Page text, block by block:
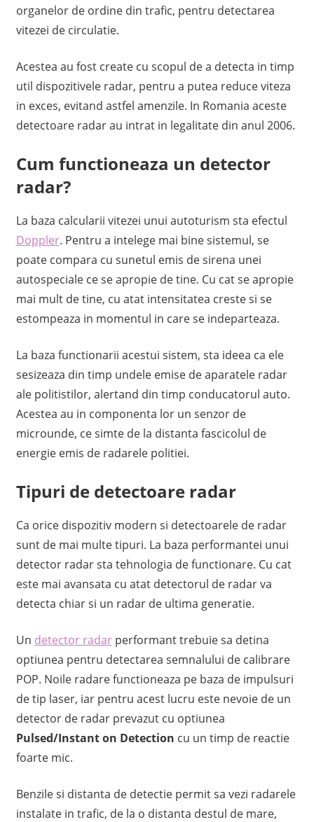
organelor de ordine din trafic, pentru detectarea
vitezei de circulatie.
Acestea au fost create cu scopul de a detecta in timp
util dispozitivele radar, pentru a putea reduce viteza
in exces, evitand astfel amenzile. In Romania aceste
detectoare radar au intrat in legalitate din anul 2006.
Cum functioneaza un detector
radar?
La baza calcularii vitezei unui autoturism sta efectul
Doppler. Pentru a intelege mai bine sistemul, se
poate compara cu sunetul emis de sirena unei
autospeciale ce se apropie de tine. Cu cat se apropie
mai mult de tine, cu atat intensitatea creste si se
estompeaza in momentul in care se indeparteaza.
La baza functionarii acestui sistem, sta ideea ca ele
sesizeaza din timp undele emise de aparatele radar
ale politistilor, alertand din timp conducatorul auto.
Acestea au in componenta lor un senzor de
microunde, ce simte de la distanta fascicolul de
energie emis de radarele politiei.
Tipuri de detectoare radar
Ca orice dispozitiv modern si detectoarele de radar
sunt de mai multe tipuri. La baza performantei unui
detector radar sta tehnologia de functionare. Cu cat
este mai avansata cu atat detectorul de radar va
detecta chiar si un radar de ultima generatie.
Un detector radarperformant trebuie sa detina
optiunea pentru detectarea semnalului de calibrare
POP. Noile radare functioneaza pe baza de impulsuri
de tip laser, iar pentru acest lucru este nevoie de un
detector de radar prevazut cu optiunea
Pulsed/Instant on Detection cu un timp de reactie
foarte mic.
Benzile si distanta de detectie permit sa vezi radarele
instalate in trafic, de la o distanta destul de mare,